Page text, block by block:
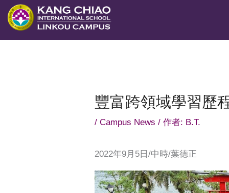
至
主
豐富跨領域學習歷
/Campus News / 作者: B.T.
2022年9月5日/中時/葉德正